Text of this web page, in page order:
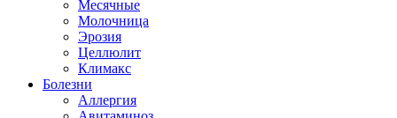
Месячные
Молочница
Эрозия
Целлюлит
Климакс
Болезни
Аллергия